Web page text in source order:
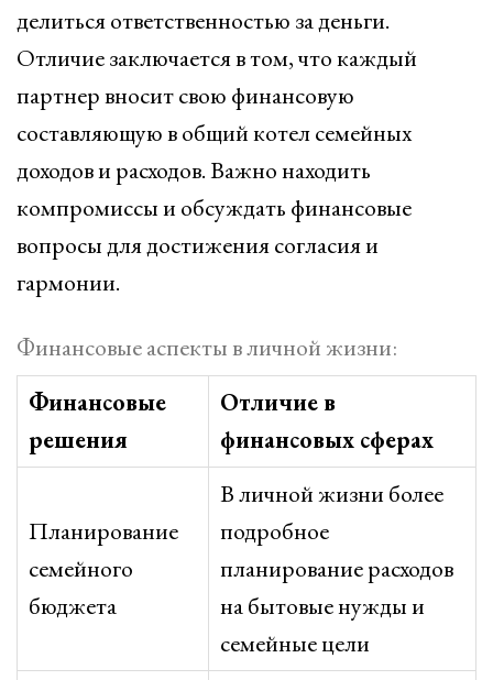
делиться ответственностью за деньги.
Отличие заключается в том, что каждый
партнер вносит свою финансовую
составляющую в общий котел семейных
доходов и расходов. Важно находить
компромиссы и обсуждать финансовые
вопросы для достижения согласия и
гармонии.
Финансовые аспекты в личной жизни:
Финансовые
решения
Отличие в
финансовых сферах
Планирование
семейного
бюджета
В личной жизни более
подробное
планирование расходов
на бытовые нужды и
семейные цели